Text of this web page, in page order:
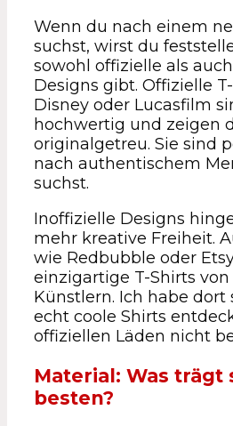
Wenn du nach einem
suchst, wirst du
sowohl offizielle als
Designs gibt. Offizielle
Disney oder Lucasfilm
hochwertig und zeigen
originalgetreu. Sie sind
nach authentischem
suchst.
Inoffizielle Designs
mehr kreative Freiheit.
wie Redbubble oder
einzigartige T-Shirts
Künstlern. Ich habe dort
echt coole Shirts
offiziellen Läden nicht
Material: Was trägt
besten?